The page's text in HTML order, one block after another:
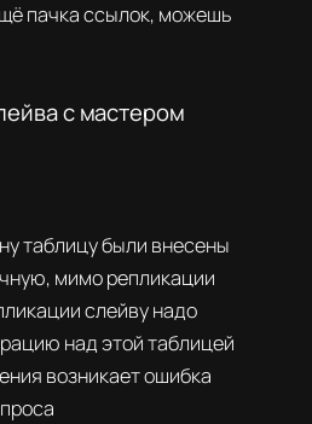
пачка ссылок, можешь
с мастером
таблицу были внесены
мимо репликации
слейву надо
над этой таблицей
возникает ошибка